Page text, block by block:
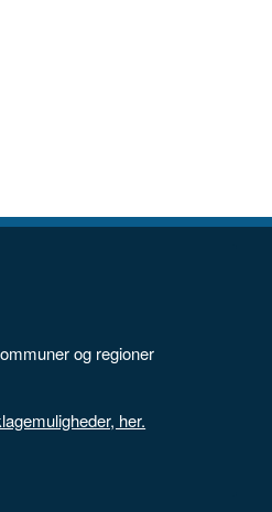
og regioner
her.